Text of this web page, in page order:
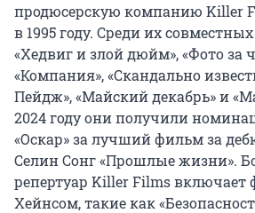
продюсерскую компанию Killer
в 1995 году. Среди их
«Хедвиг и злой дюйм», «Фото за
«Компания», «Скандально
Пейдж», «Майский декабрь» и
2024 году они получили
«Оскар» за лучший фильм за
Селин Сонг «Прошлые жизни».
репертуар Killer Films
Хейнсом, такие как